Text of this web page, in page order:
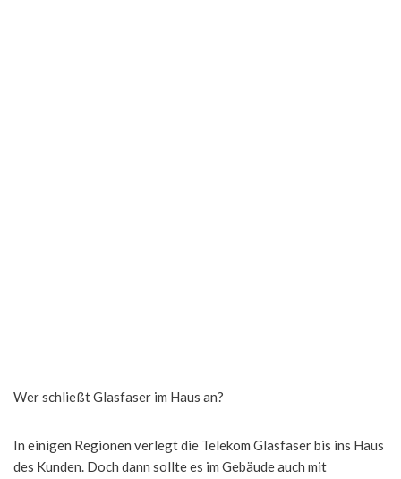
Wer schließt Glasfaser im Haus an?
In einigen Regionen verlegt die Telekom Glasfaser bis ins Haus
des Kunden. Doch dann sollte es im Gebäude auch mit